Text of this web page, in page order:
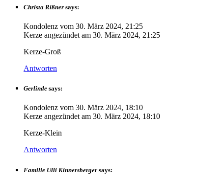
Christa Rißner says:
Kondolenz vom 30. März 2024, 21:25
Kerze angezündet am 30. März 2024, 21:25
Kerze-Groß
Antworten
Gerlinde says:
Kondolenz vom 30. März 2024, 18:10
Kerze angezündet am 30. März 2024, 18:10
Kerze-Klein
Antworten
Familie Ulli Kinnersberger says: